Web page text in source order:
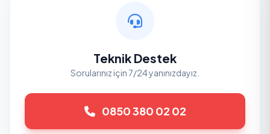
Teknik Destek
Sorularınız için 7/24 yanınızdayız.
0850 380 02 02